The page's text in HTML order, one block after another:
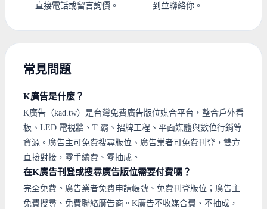
直接電話或留言詢價。
到並聯絡你。
常見問題
K廣告是什麼？
K廣告（kad.tw）是台灣免費廣告版位媒合平台，整合戶外看
板、LED 電視牆、T 霸、招牌工程、平面媒體與數位行銷等
資源。廣告主可免費搜尋版位、廣告業者可免費刊登，雙方
直接對接，零手續費、零抽成。
在K廣告刊登或搜尋廣告版位需要付費嗎？
完全免費。廣告業者免費申請帳號、免費刊登版位；廣告主
免費搜尋、免費聯絡廣告商。K廣告不收媒合費、不抽成，